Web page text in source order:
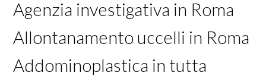
Agenzia investigativa in Roma
Allontanamento uccelli in Roma
Addominoplastica in tutta